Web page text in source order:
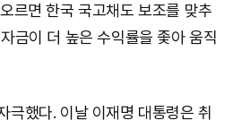
르면 한국 국고채도 보조를 맞추
금이 더 높은 수익률을 좇아 움직
극했다. 이날 이재명 대통령은 취